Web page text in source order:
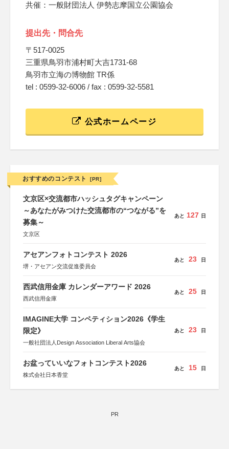
共催：一般財団法人 伊勢志摩国立公園協会
提出先・問合先
〒517-0025
三重県鳥羽市浦村町大吉1731-68
鳥羽市立海の博物館 TR係
tel : 0599-32-6006 / fax : 0599-32-5581
公式ホームページ
おすすめのコンテスト [PR]
文京区×交流都市ハッシュタグキャンペーン
～あなたがみつけた交流都市の“つながる”を
募集～
文京区
あと 127 日
アセアンフォトコンテスト 2026
堺・アセアン交流促進委員会
あと 23 日
西武信用金庫 カレンダーアワード 2026
西武信用金庫
あと 25 日
IMAGINE大学 コンペティション2026《学生
限定》
一般社団法人Design Association Liberal Arts協会
あと 23 日
お盆っていいなフォトコンテスト2026
株式会社日本香堂
あと 15 日
PR